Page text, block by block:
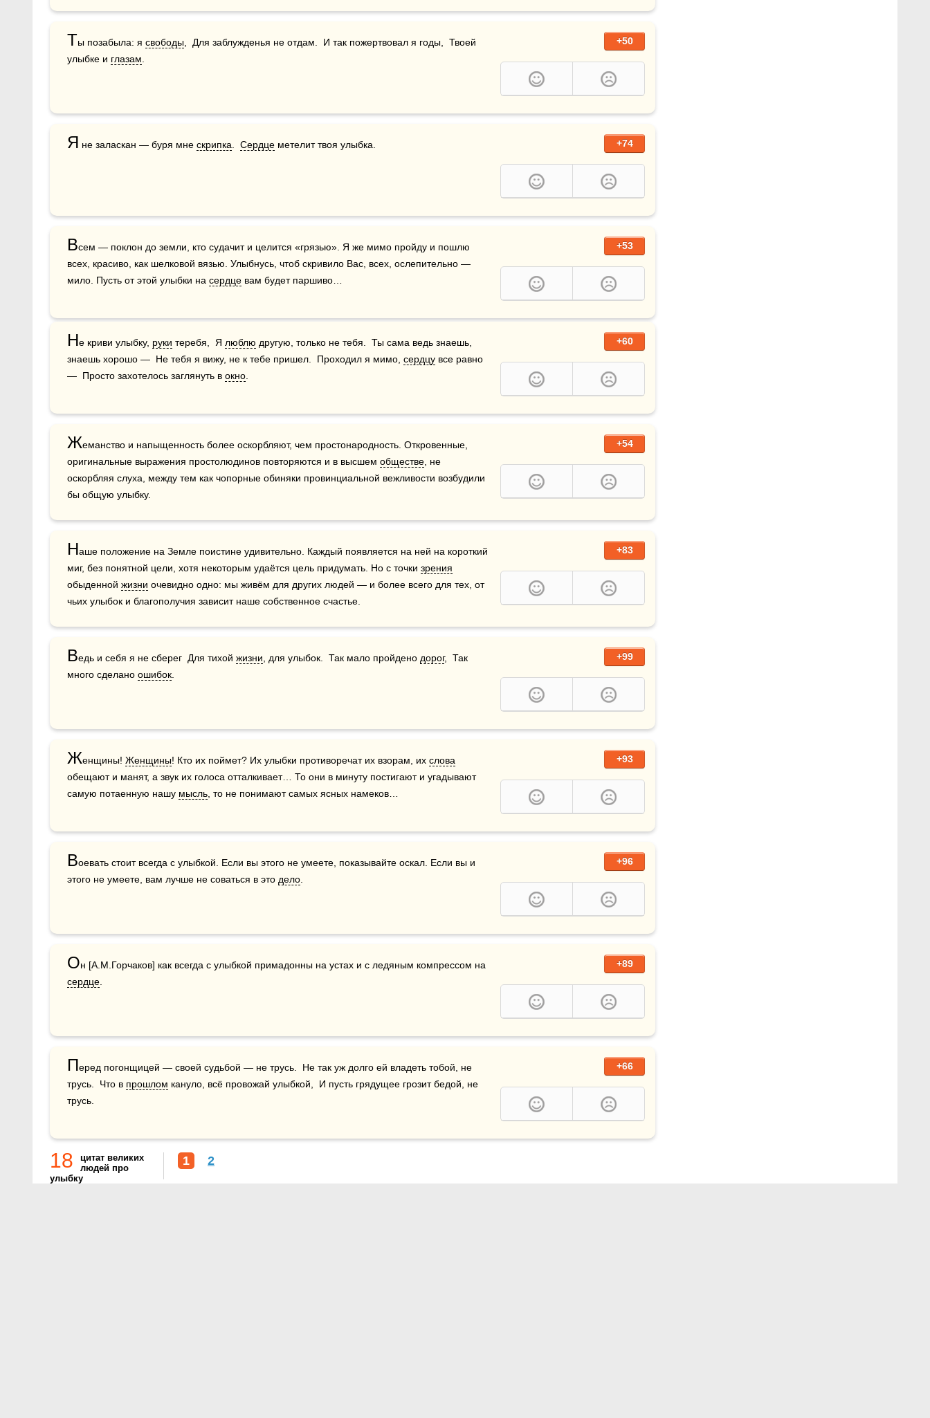
+50
Ты позабыла: я свободы ,  Для заблужденья не отдам.  И так пожертвовал я годы,  Твоей
улыбке и глазам
+74
Я не заласкан — буря мне скрипка Сердце метелит твоя улыбка.
+53
Всем — поклон до земли, кто судачит и целится «грязью». Я же мимо пройду и пошлю
всех, красиво, как шелковой вязью. Улыбнусь, чтоб скривило Вас, всех, ослепительно —
мило. Пусть от этой улыбки на сердце вам будет паршиво…
+60
Не криви улыбку, руки теребя,  Я люблю другую, только не тебя.  Ты сама ведь знаешь,
знаешь хорошо —  Не тебя я вижу, не к тебе пришел.  Проходил я мимо, сердцу все равно
—  Просто захотелось заглянуть в окно
+54
Жеманство и напыщенность более оскорбляют, чем простонародность. Откровенные,
оригинальные выражения простолюдинов повторяются и в высшем обществе , не
оскорбляя слуха, между тем как чопорные обиняки провинциальной вежливости возбудили
бы общую улыбку.
+83
Наше положение на Земле поистине удивительно. Каждый появляется на ней на короткий
миг, без понятной цели, хотя некоторым удаётся цель придумать. Но с точки зрения
обыденной жизни очевидно одно: мы живём для других людей — и более всего для тех, от
чьих улыбок и благополучия зависит наше собственное счастье.
+99
Ведь и себя я не сберег  Для тихой жизни , для улыбок.  Так мало пройдено дорог,  Так
много сделано ошибок
+93
Женщины! Женщины! Кто их поймет? Их улыбки противоречат их взорам, их слова
обещают и манят, а звук их голоса отталкивает… То они в минуту постигают и угадывают
самую потаенную нашу мысль , то не понимают самых ясных намеков…
+96
Воевать стоит всегда с улыбкой. Если вы этого не умеете, показывайте оскал. Если вы и
этого не умеете, вам лучше не соваться в это дело
+89
О
сердце
+66
Перед погонщицей — своей судьбой — не трусь.  Не так уж долго ей владеть тобой, не
трусь.  Что в прошлом кануло, всё провожай улыбкой,  И пусть грядущее грозит бедой, не
трусь.
18
цитат великих
людей про
улыбку
1 2